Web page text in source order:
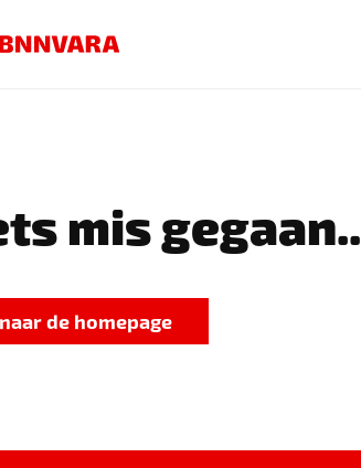
mis gegaan..
de homepage